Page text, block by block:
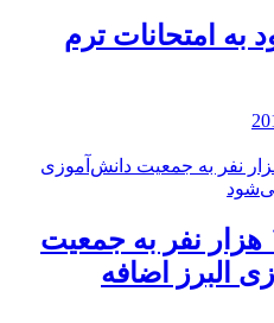
به امتحانات ترم
️سالانه ۱۲ هزار نفر به جمعیت
البرز اضافه